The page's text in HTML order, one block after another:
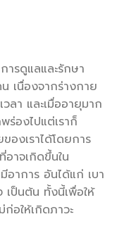
การดูแลและรักษา
เนื่องจากร่างกาย
ลา และเมื่ออายุมาก
องไปแต่เราก็
องเราได้โดยการ
อาจเกิดขึ้นใน
อาการ อันได้แก่ เบา
เป็นต้น ทั้งนี้เพื่อให้
อให้เกิดภาวะ